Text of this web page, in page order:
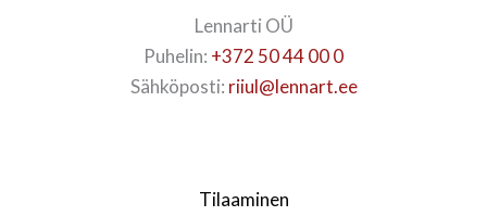
Lennarti OÜ
Puhelin: +372 50 44 00 0
Sähköposti: riiul@lennart.ee
Tilaaminen